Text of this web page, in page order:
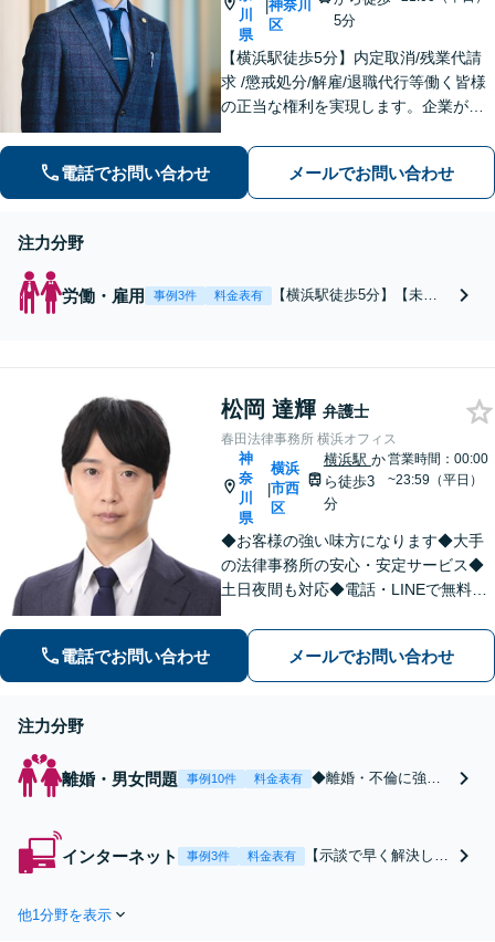
川
県
|神奈川
区
5分
【横浜駅徒歩5分】内定取消/残業代請
求 /懲戒処分/解雇/退職代行等働く皆様
の正当な権利を実現します。企業が相
ん。会社への疑問や悩み、ご相談くだ
さい。予約は24時間受付。【初回電話
相談無料】【夜間・休日対応可】
電話でお問い合わせ メールでお問い合わせ
注力分野
労働・雇用 事例3件 料金表有
【横浜駅徒歩5分】【未払
泣き寝入りする必要はあり
み、ご相談ください。予約
は24時間受付。【初回無
料】【夜間休日対応可】
松岡 達輝 弁護士
春田法律事務所 横浜オフィス
神
奈
川
県
|
横浜
市西
区
横浜駅 か
ら徒歩3
分
営業時間：00:00
~23:59（平日）
◆お客様の強い味方になります◆大手
の法律事務所の安心・安定サービス◆
土日夜間も対応◆電話・LINEで無料相
電話でお問い合わせ メールでお問い合わせ
注力分野
離婚・男女問題 事例10件 料金表有
◆離婚・不倫に強い
らせたい】【減額し
たい】【内密に解決
インターネット 事例3件 料金表有
【示談で早く解決した
他1分野を表示